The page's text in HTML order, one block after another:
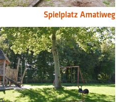
Spielplatz Amatiweg